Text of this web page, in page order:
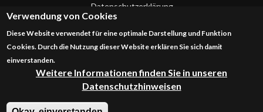
Datenschutzerklärung
Kontakt
Verwendung von Cookies
Diese Website verwendet für eine optimale Darstellung und Funktion
Cookies. Durch die Nutzung dieser Website erklären Sie sich damit
einverstanden.
Weitere Informationen finden Sie in unseren
Datenschutzhinweisen